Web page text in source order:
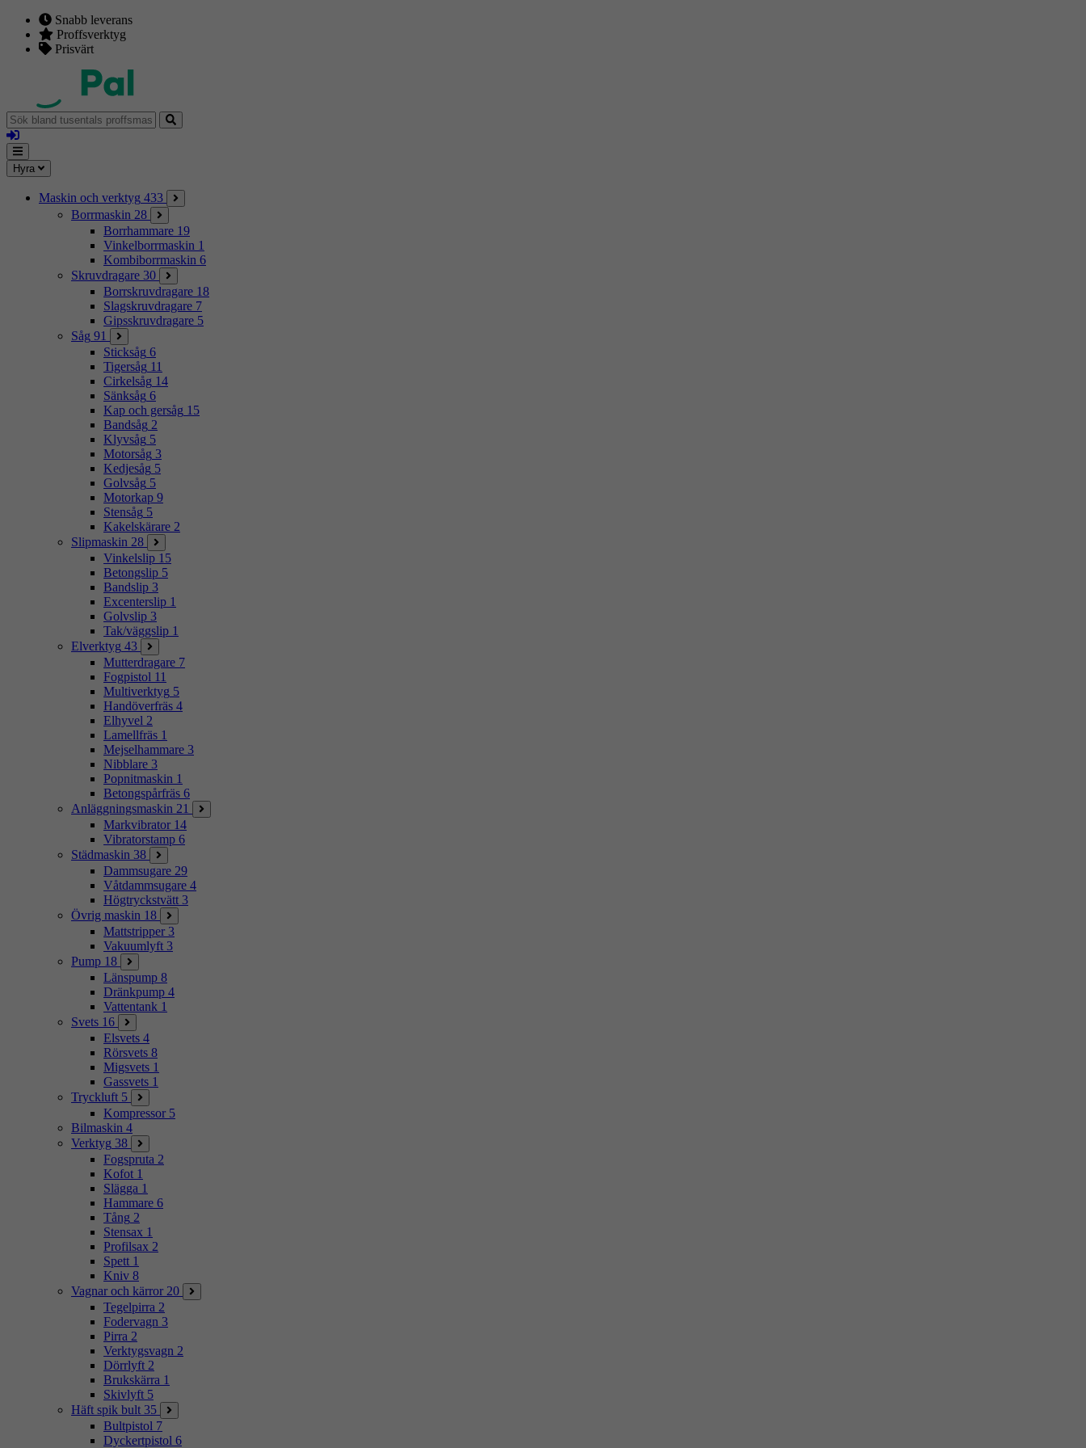
Snabb leverans
Proffsverktyg
Prisvärt
Sök
bland
tusentals
proffsmaskiner
Logga
in
Mina
sidor
Meny
Hyra
Maskin och verktyg 433
Borrmaskin 28
Borrhammare 19
Vinkelborrmaskin 1
Kombiborrmaskin 6
Skruvdragare 30
Borrskruvdragare 18
Slagskruvdragare 7
Gipsskruvdragare 5
Såg 91
Sticksåg 6
Tigersåg 11
Cirkelsåg 14
Sänksåg 6
Kap och gersåg 15
Bandsåg 2
Klyvsåg 5
Motorsåg 3
Kedjesåg 5
Golvsåg 5
Motorkap 9
Stensåg 5
Kakelskärare 2
Slipmaskin 28
Vinkelslip 15
Betongslip 5
Bandslip 3
Excenterslip 1
Golvslip 3
Tak/väggslip 1
Elverktyg 43
Mutterdragare 7
Fogpistol 11
Multiverktyg 5
Handöverfräs 4
Elhyvel 2
Lamellfräs 1
Mejselhammare 3
Nibblare 3
Popnitmaskin 1
Betongspårfräs 6
Anläggningsmaskin 21
Markvibrator 14
Vibratorstamp 6
Städmaskin 38
Dammsugare 29
Våtdammsugare 4
Högtryckstvätt 3
Övrig maskin 18
Mattstripper 3
Vakuumlyft 3
Pump 18
Länspump 8
Dränkpump 4
Vattentank 1
Svets 16
Elsvets 4
Rörsvets 8
Migsvets 1
Gassvets 1
Tryckluft 5
Kompressor 5
Bilmaskin 4
Verktyg 38
Fogspruta 2
Kofot 1
Slägga 1
Hammare 6
Tång 2
Stensax 1
Profilsax 2
Spett 1
Kniv 8
Vagnar och kärror 20
Tegelpirra 2
Fodervagn 3
Pirra 2
Verktygsvagn 2
Dörrlyft 2
Brukskärra 1
Skivlyft 5
Häft spik bult 35
Bultpistol 7
Dyckertpistol 6